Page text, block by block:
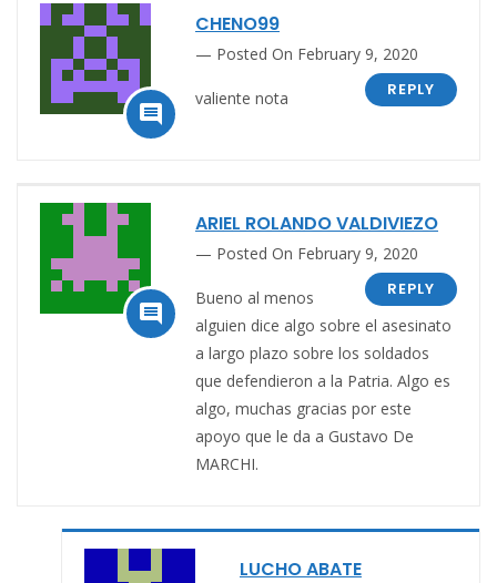

CHENO99
Posted On February 9, 2020
REPLY
valiente nota

ARIEL ROLANDO VALDIVIEZO
Posted On February 9, 2020
REPLY
Bueno al menos
alguien dice algo sobre el asesinato
a largo plazo sobre los soldados
que defendieron a la Patria. Algo es
algo, muchas gracias por este
apoyo que le da a Gustavo De
MARCHI.
LUCHO ABATE